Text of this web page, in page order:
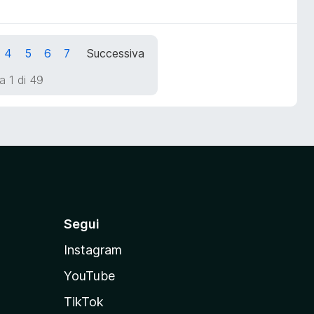
4 5 6 7
Successiva
1 di 49
Segui
Instagram
YouTube
TikTok